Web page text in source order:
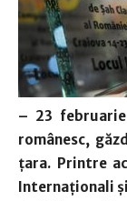
– 23
românesc,
țara. Printre
Internaționali